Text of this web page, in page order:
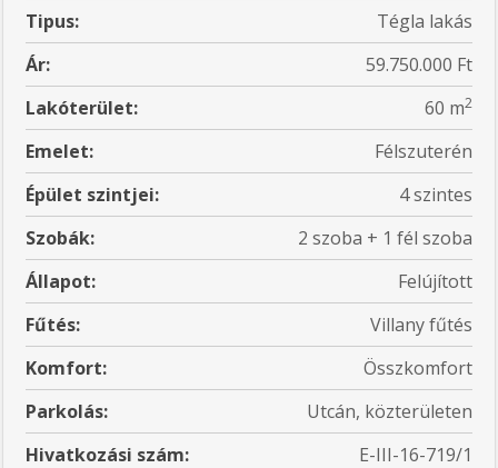
Tipus:
Tégla lakás
Ár:
59.750.000 Ft
Lakóterület:
60 m2
Emelet:
Félszuterén
Épület szintjei:
4 szintes
Szobák:
2 szoba + 1 fél szoba
Állapot:
Felújított
Fűtés:
Villany fűtés
Komfort:
Összkomfort
Parkolás:
Utcán, közterületen
Hivatkozási szám:
E-III-16-719/1